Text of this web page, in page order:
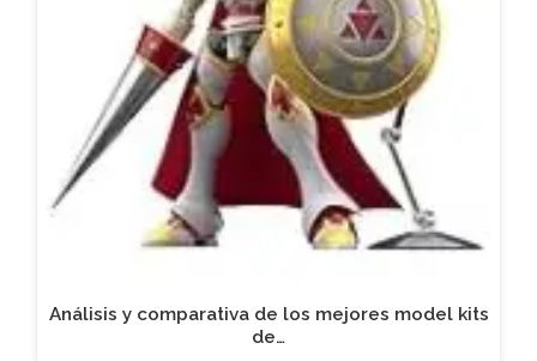
Análisis y comparativa de los mejores model kits
de…